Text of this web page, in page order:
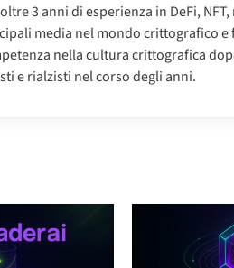
3 anni di esperienza in DeFi, NFT,
media nel mondo crittografico
nella cultura crittografica
e rialzisti nel corso degli anni.